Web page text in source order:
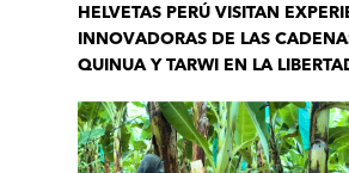
HELVETAS PERÚ VISITAN
INNOVADORAS DE LAS
QUINUA Y TARWI EN LA